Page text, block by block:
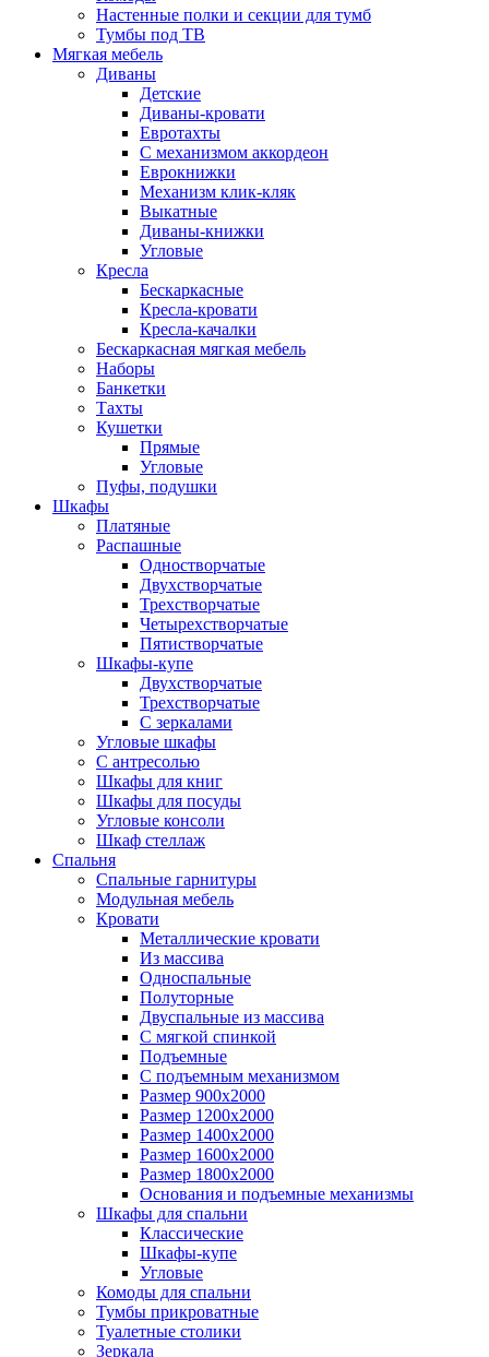
Настенные полки и секции для тумб
Тумбы под ТВ
Мягкая мебель
Диваны
Детские
Диваны-кровати
Евротахты
С механизмом аккордеон
Еврокнижки
Механизм клик-кляк
Выкатные
Диваны-книжки
Угловые
Кресла
Бескаркасные
Кресла-кровати
Кресла-качалки
Бескаркасная мягкая мебель
Наборы
Банкетки
Тахты
Кушетки
Прямые
Угловые
Пуфы, подушки
Шкафы
Платяные
Распашные
Одностворчатые
Двухстворчатые
Трехстворчатые
Четырехстворчатые
Пятистворчатые
Шкафы-купе
Двухстворчатые
Трехстворчатые
С зеркалами
Угловые шкафы
С антресолью
Шкафы для книг
Шкафы для посуды
Угловые консоли
Шкаф стеллаж
Спальня
Спальные гарнитуры
Модульная мебель
Кровати
Металлические кровати
Из массива
Односпальные
Полуторные
Двуспальные из массива
С мягкой спинкой
Подъемные
С подъемным механизмом
Размер 900х2000
Размер 1200х2000
Размер 1400х2000
Размер 1600х2000
Размер 1800х2000
Основания и подъемные механизмы
Шкафы для спальни
Классические
Шкафы-купе
Угловые
Комоды для спальни
Тумбы прикроватные
Туалетные столики
Зеркала